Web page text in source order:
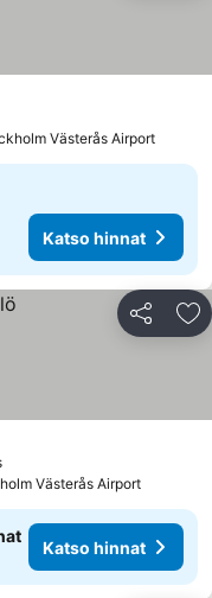
Västerås Airport
Katso hinnat
Jaa
Katso hinnat
Västerås Airport
Katso hinnat